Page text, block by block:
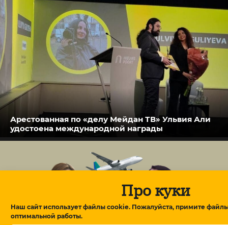
Про куки
Наш сайт использует файлы cookie. Пожалуйста, примите
оптимальной работы.
Арестованная по «делу Мейдан ТВ» Ульвия Али
удостоена международной награды